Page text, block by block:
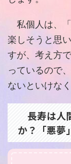
私個人は、
楽しそうと思
すが、考え方
っているので
ないといけな
長寿は人
か？「悪夢